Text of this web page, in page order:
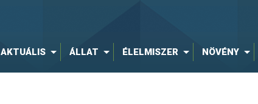
AKTUÁLIS ÁLLAT ÉLELMISZER NÖVÉNY